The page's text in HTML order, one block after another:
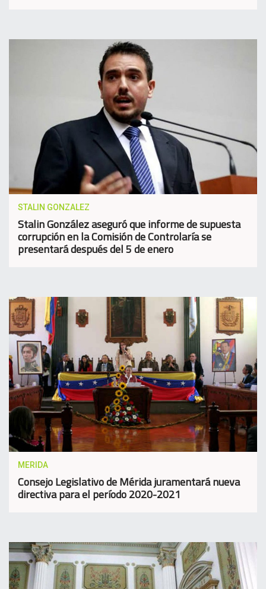
STALIN GONZALEZ
Stalin González aseguró que informe de supuesta
corrupción en la Comisión de Controlaría se
presentará después del 5 de enero
MERIDA
Consejo Legislativo de Mérida juramentará nueva
directiva para el período 2020-2021